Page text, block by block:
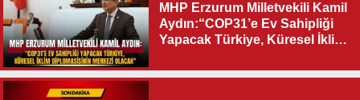
MHP Erzurum Milletvekili Kamil
Aydın:“COP31’e Ev Sahipliği
Yapacak Türkiye, Küresel İklim
Olacak"